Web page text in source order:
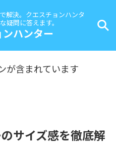
解決。クエスチョンハンタ
疑問に答えます。
ハンター
が含まれています
サイズ感を徹底解